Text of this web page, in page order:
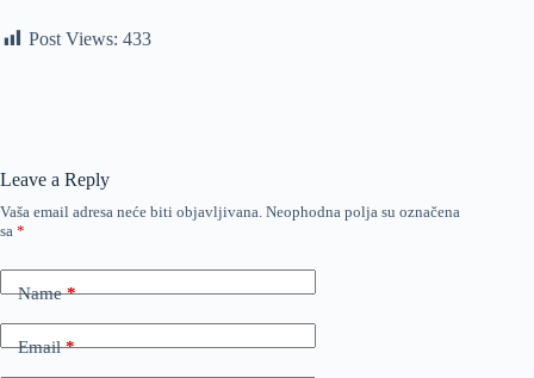
Post Views: 433
Leave a Reply
Vaša email adresa neće biti objavljivana. Neophodna polja su označena
sa *
Name*
Email*